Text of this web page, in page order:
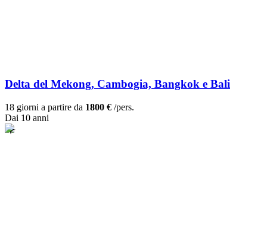
Delta del Mekong, Cambogia, Bangkok e Bali
18 giorni a partire da 1800 € /pers.
Dai 10 anni